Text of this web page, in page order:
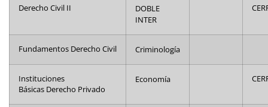
Derecho Civil II
DOBLE
INTER
Fundamentos Derecho Civil Criminología
Instituciones
Básicas Derecho Privado
Economía